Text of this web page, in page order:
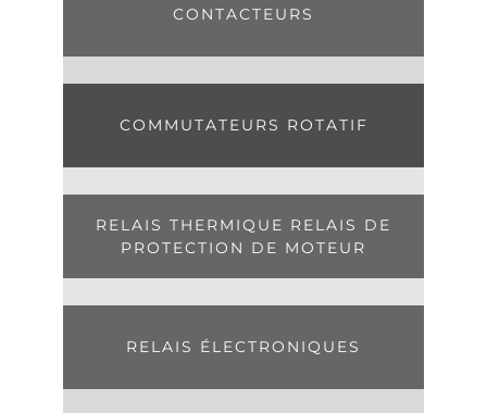
CONTACTEURS
COMMUTATEURS ROTATIF
RELAIS THERMIQUE RELAIS DE
PROTECTION DE MOTEUR
RELAIS ÉLECTRONIQUES